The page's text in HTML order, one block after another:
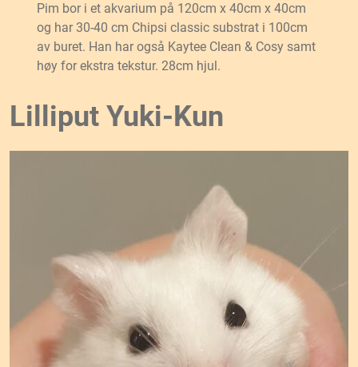
Pim bor i et akvarium på 120cm x 40cm x 40cm
og har 30-40 cm Chipsi classic substrat i 100cm
av buret. Han har også Kaytee Clean & Cosy samt
høy for ekstra tekstur. 28cm hjul.
Lilliput Yuki-Kun